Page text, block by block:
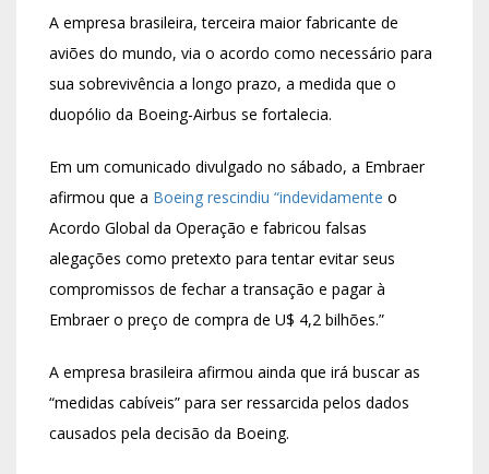
A empresa brasileira, terceira maior fabricante de
aviões do mundo, via o acordo como necessário para
sua sobrevivência a longo prazo, a medida que o
duopólio da Boeing-Airbus se fortalecia.
Em um comunicado divulgado no sábado, a Embraer
afirmou que a Boeing rescindiu “indevidamente o
Acordo Global da Operação e fabricou falsas
alegações como pretexto para tentar evitar seus
compromissos de fechar a transação e pagar à
Embraer o preço de compra de U$ 4,2 bilhões.”
A empresa brasileira afirmou ainda que irá buscar as
“medidas cabíveis” para ser ressarcida pelos dados
causados pela decisão da Boeing.